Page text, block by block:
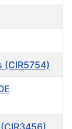
(CIR5754)